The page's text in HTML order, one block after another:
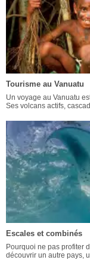
Tourisme au Vanuatu
Un voyage au Vanuatu
Ses volcans actifs,
Escales et combinés
Pourquoi ne pas profiter
découvrir un autre pays,